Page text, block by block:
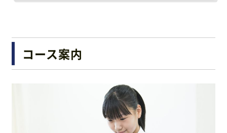
コース案内